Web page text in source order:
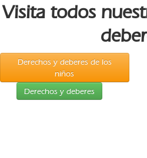
Visita todos
Derechos y deberes de los
niños
Derechos y deberes